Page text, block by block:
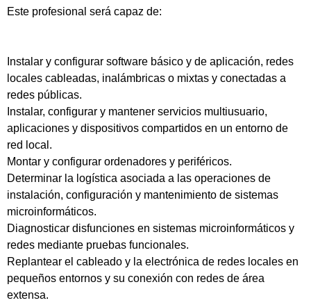
Este profesional será capaz de:
Instalar y configurar software básico y de aplicación, redes
locales cableadas, inalámbricas o mixtas y conectadas a
redes públicas.
Instalar, configurar y mantener servicios multiusuario,
aplicaciones y dispositivos compartidos en un entorno de
red local.
Montar y configurar ordenadores y periféricos.
Determinar la logística asociada a las operaciones de
instalación, configuración y mantenimiento de sistemas
microinformáticos.
Diagnosticar disfunciones en sistemas microinformáticos y
redes mediante pruebas funcionales.
Replantear el cableado y la electrónica de redes locales en
pequeños entornos y su conexión con redes de área
extensa.